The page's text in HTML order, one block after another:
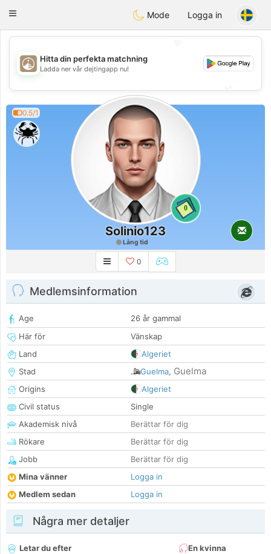
ahebik
Toggle
Mode Logga in
💖
💕
Hitta din perfekta matchning
Ladda ner vår dejtingapp nu!
0.5/1
0
Solinio123
Lång tid
0
Medlemsinformation
Age
26 år gammal
Här för
Vänskap
Land
Algeriet
Stad
Guelma, Guelma
Origins
Algeriet
Civil status
Single
Akademisk nivå
Berättar för dig
Rökare
Berättar för dig
Jobb
Berättar för dig
Mina vänner
Logga in
Medlem sedan
Logga in
Några mer detaljer
Letar du efter
En kvinna